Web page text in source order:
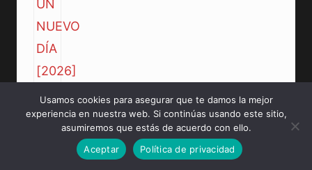
Usamos cookies para asegurar que te damos la mejor
experiencia en nuestra web. Si continúas usando este sitio,
asumiremos que estás de acuerdo con ello.
Aceptar
Política de privacidad